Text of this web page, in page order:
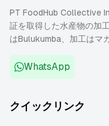
PT FoodHub Collective
証を取得した水産物の加
はBulukumba、加工はマ
WhatsApp
クイックリンク